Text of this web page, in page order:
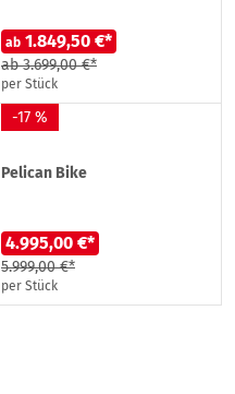
ab 1.849,50 €*
ab3.699,00 €*
per Stück
-17 %
Pelican Bike
4.995,00 €*
5.999,00 €*
per Stück